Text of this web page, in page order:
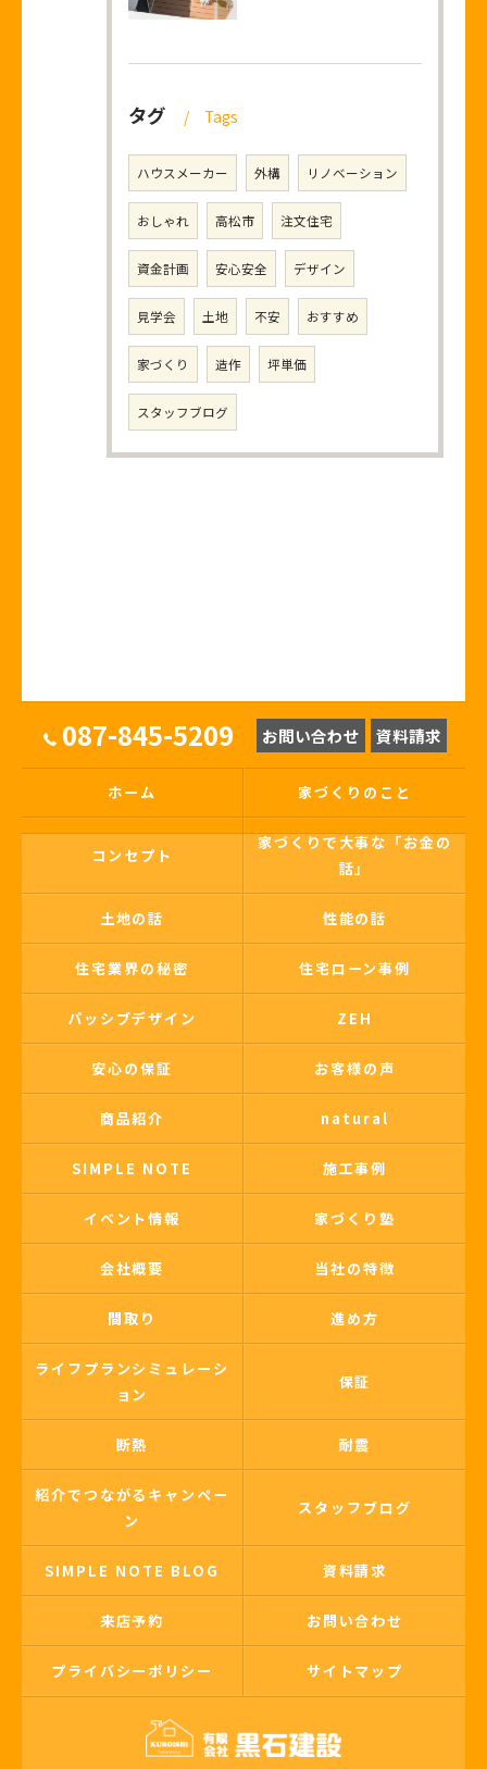
タグ Tags
ハウスメーカー 外構 リノベーション
おしゃれ 高松市 注文住宅
資金計画 安心安全 デザイン
見学会 土地 不安 おすすめ
家づくり 造作 坪単価
スタッフブログ
087-845-5209 お問い合わせ 資料請求
ホーム 家づくりのこと
コンセプト
家づくりで大事な「お金の
話」
土地の話 性能の話
住宅業界の秘密 住宅ローン事例
パッシブデザイン ZEH
安心の保証 お客様の声
商品紹介 natural
SIMPLE NOTE 施工事例
イベント情報 家づくり塾
会社概要 当社の特徴
間取り 進め方
ライフプランシミュレーシ
ョン
保証
断熱 耐震
紹介でつながるキャンペー
ン
スタッフブログ
SIMPLE NOTE BLOG 資料請求
来店予約 お問い合わせ
プライバシーポリシー サイトマップ